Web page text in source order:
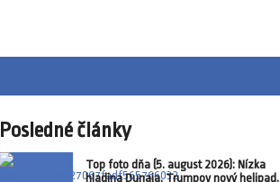
Posledné články
Top foto dňa (5. august 2026): Nízka
hladina Dunaja, Trumpov nový helipad,